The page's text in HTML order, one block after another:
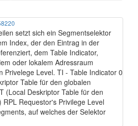
setzt sich ein Segmentselektor
Index, der den Eintrag in der
dem Table Indicator,
oder lokalem Adressraum
Privelege Level. TI - Table Indicator 0
Table für den globalen
(Local Deskriptor Table für den
Requestor's Privilege Level
auf welches der Selektor